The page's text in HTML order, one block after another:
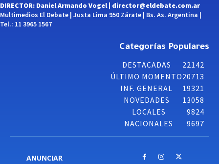
DIRECTOR: Daniel Armando Vogel | director@eldebate.com.ar
Multimedios El Debate | Justa Lima 950 Zárate | Bs. As. Argentina |
Tel.: 11 3965 1567
Categorías Populares
DESTACADAS
22142
ÚLTIMO MOMENTO20713
INF. GENERAL
19321
NOVEDADES
13058
LOCALES
9824
NACIONALES
9697
ANUNCIAR